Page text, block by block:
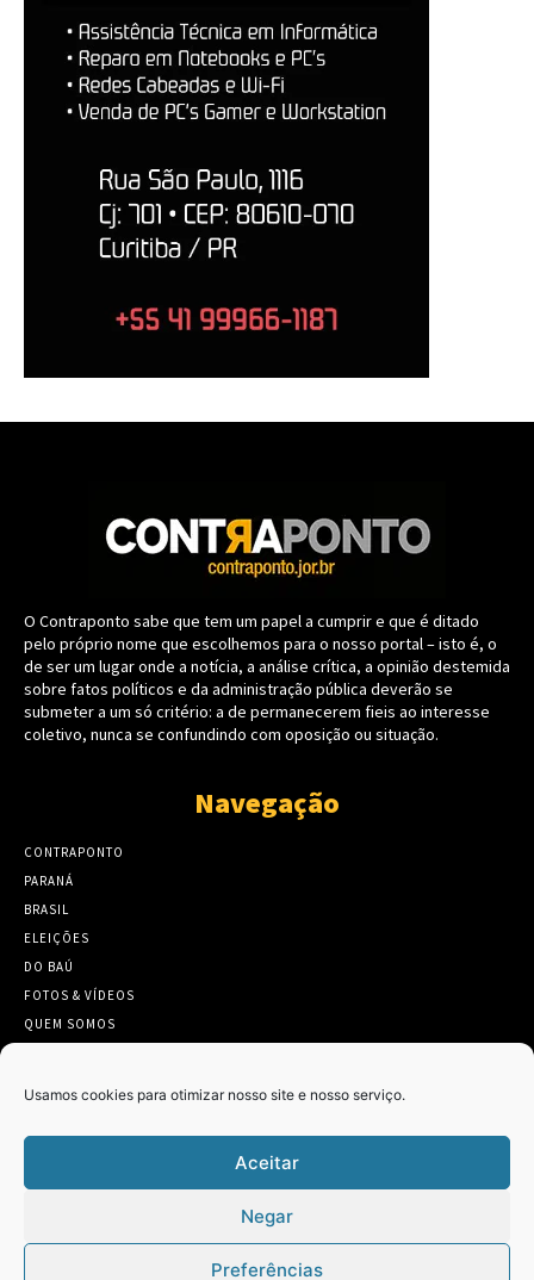
Usamos cookies para otimizar nosso site e nosso serviço.
Aceitar
Negar
Preferências
O Contraponto sabe que tem um papel a cumprir e que é ditado
pelo próprio nome que escolhemos para o nosso portal – isto é, o
de ser um lugar onde a notícia, a análise crítica, a opinião destemida
sobre fatos políticos e da administração pública deverão se
submeter a um só critério: a de permanecerem fieis ao interesse
coletivo, nunca se confundindo com oposição ou situação.
Navegação
CONTRAPONTO
PARANÁ
BRASIL
ELEIÇÕES
DO BAÚ
FOTOS & VÍDEOS
QUEM SOMOS
Twitter
Tweets by Contraponto_jor
Clique para aceitar os cookies marketing
e ativar este conteúdo